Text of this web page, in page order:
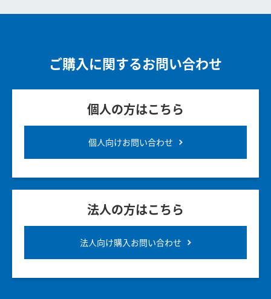
ご購入に関するお問い合わせ
個人の方はこちら
個人向けお問い合わせ
法人の方はこちら
法人向け購入お問い合わせ